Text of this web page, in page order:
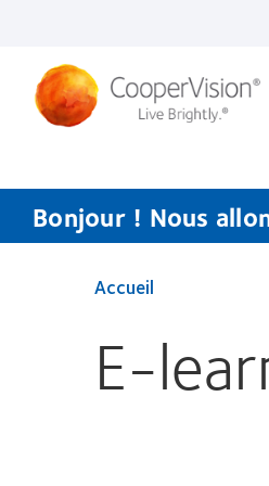
principal
Bonjour ! Nous
Accueil
E-